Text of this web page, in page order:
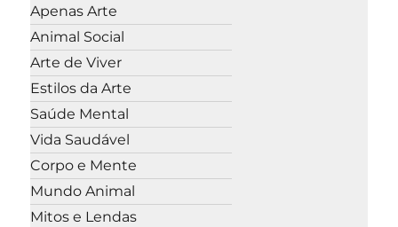
Apenas Arte
Animal Social
Arte de Viver
Estilos da Arte
Saúde Mental
Vida Saudável
Corpo e Mente
Mundo Animal
Mitos e Lendas